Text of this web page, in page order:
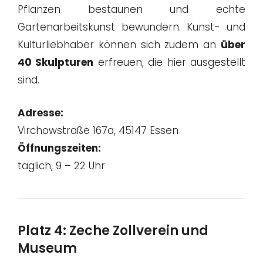
Pflanzen bestaunen und echte
Gartenarbeitskunst bewundern. Kunst- und
Kulturliebhaber können sich zudem an über
40 Skulpturen erfreuen, die hier ausgestellt
sind.
Adresse:
Virchowstraße 167a, 45147 Essen
Öffnungszeiten:
täglich, 9 – 22 Uhr
Platz 4: Zeche Zollverein und
Museum